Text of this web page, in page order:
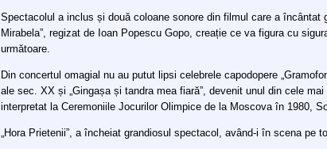
Spectacolul a inclus și două coloane sonore din filmul care a încântat
Mirabela”, regizat de Ioan Popescu Gopo, creație ce va figura cu
următoare.
Din concertul omagial nu au putut lipsi celebrele capodopere
ale sec. XX și „Gingașa și tandra mea fiară”, devenit unul din cele
interpretat la Ceremoniile Jocurilor Olimpice de la Moscova în 1980,
„Hora Prietenii”, a încheiat grandiosul spectacol, având-i în scena pe